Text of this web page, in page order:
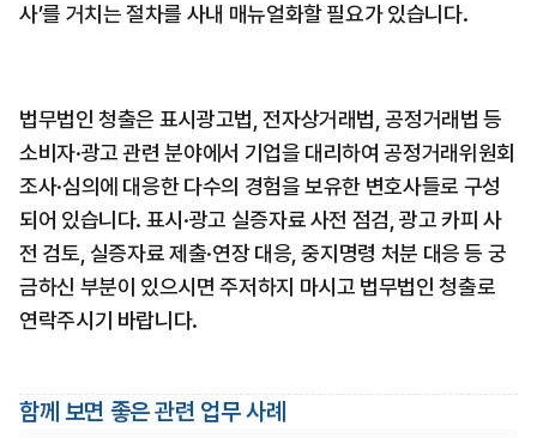
사’를 거치는 절차를 사내 매뉴얼화할 필요가 있습니다.
법무법인 청출은 표시광고법, 전자상거래법, 공정거래법 등
소비자·광고 관련 분야에서 기업을 대리하여 공정거래위원회
조사·심의에 대응한 다수의 경험을 보유한 변호사들로 구성
되어 있습니다. 표시·광고 실증자료 사전 점검, 광고 카피 사
전 검토, 실증자료 제출·연장 대응, 중지명령 처분 대응 등 궁
금하신 부분이 있으시면 주저하지 마시고 법무법인 청출로
연락주시기 바랍니다.
함께 보면 좋은 관련 업무 사례